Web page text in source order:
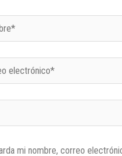
mi nombre, correo